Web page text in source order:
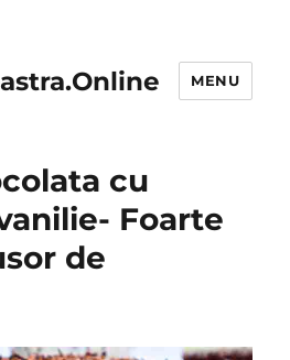
MENU
cu
Foarte
de